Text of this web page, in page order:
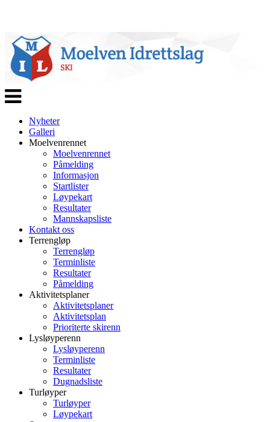
Veksle
navigasjon
Nyheter
Galleri
Moelvenrennet
Moelvenrennet
Påmelding
Informasjon
Startlister
Løypekart
Resultater
Mannskapsliste
Kontakt oss
Terrengløp
Terrengløp
Terminliste
Resultater
Påmelding
Aktivitetsplaner
Aktivitetsplaner
Aktivitetsplan
Prioriterte skirenn
Lysløyperenn
Lysløyperenn
Terminliste
Resultater
Dugnadsliste
Turløyper
Turløyper
Løypekart